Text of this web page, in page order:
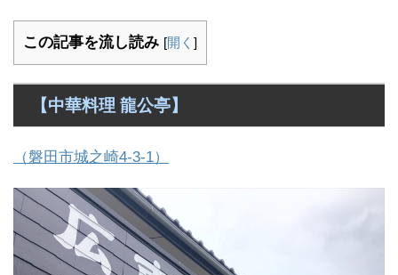
この記事を流し読み [開く ]
【中華料理 龍公亭】
（磐田市城之崎4-3-1）